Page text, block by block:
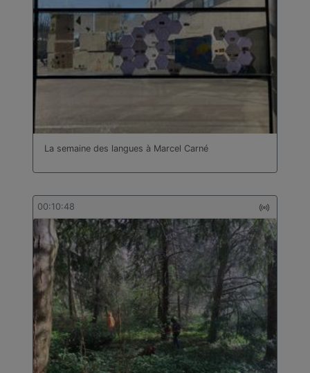
La semaine des langues à Marcel Carné
00:10:48
bâtiment
Technologie
Travail des métaux en feuilles
Turc